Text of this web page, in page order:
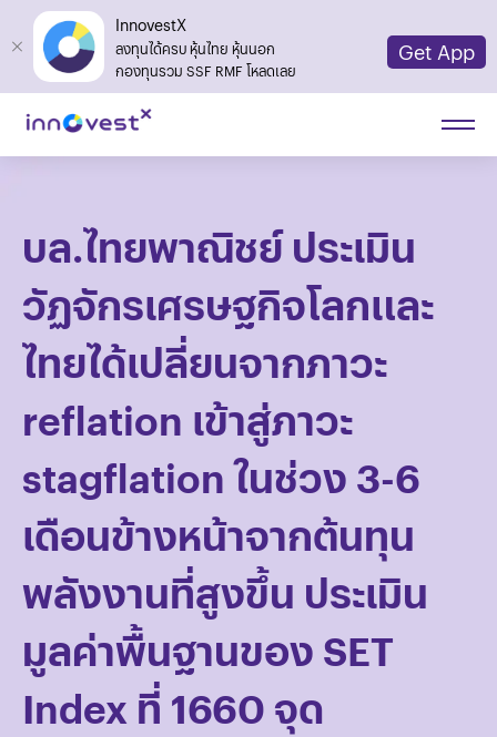
InnovestX
ลงทุนได้ครบ หุ้นไทย หุ้นนอก
กองทุนรวม SSF RMF โหลดเลย
Get App
บล.ไทยพาณิชย์ ประเมิน
วัฏจักรเศรษฐกิจโลกและ
ไทยได้เปลี่ยนจากภาวะ
reflation เข้าสู่ภาวะ
stagflation ในช่วง 3-6
เดือนข้างหน้าจากต้นทุน
พลังงานที่สูงขึ้น ประเมิน
มูลค่าพื้นฐานของ SET
Index ที่ 1660 จุด